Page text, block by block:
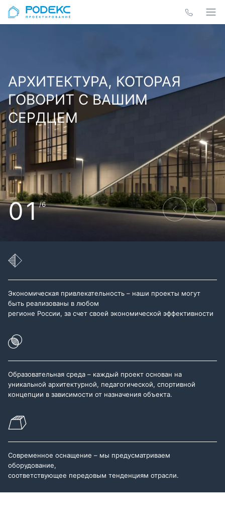
АРХИТЕКТУРА, КОТОРАЯ
ГОВОРИТ С ВАШИМ
СЕРДЦЕМ
01/6
Экономическая привлекательность – наши проекты могут
быть реализованы в любом
регионе России, за счет своей экономической эффективности
Образовательная среда – каждый проект основан на
уникальной архитектурной, педагогической, спортивной
концепции в зависимости от назначения объекта.
Современное оснащение – мы предусматриваем
оборудование,
соответствующее передовым тенденциям отрасли.